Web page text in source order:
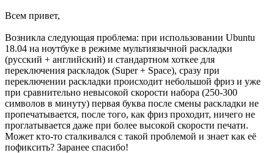
Всем привет,
Возникла следующая проблема: при использовании Ubuntu
18.04 на ноутбуке в режиме мультиязычной раскладки
(русский + английский) и стандартном хоткее для
переключения раскладок (Super + Space), сразу при
переключении раскладки происходит небольшой фриз и уже
при сравнительно невысокой скорости набора (250-300
символов в минуту) первая буква после смены раскладки не
пропечатывается, после того, как фриз проходит, ничего не
проглатывается даже при более высокой скорости печати.
Может кто-то сталкивался с такой проблемой и знает как её
пофиксить? Заранее спасибо!